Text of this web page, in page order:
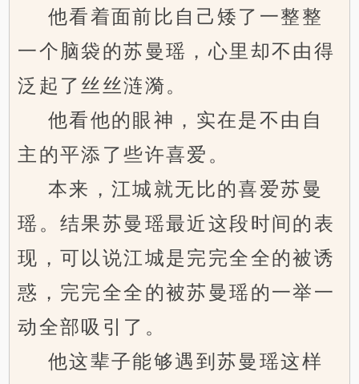
他看着面前比自己矮了一整整
一个脑袋的苏曼瑶，心里却不由得
泛起了丝丝涟漪。
他看他的眼神，实在是不由自
主的平添了些许喜爱。
本来，江城就无比的喜爱苏曼
瑶。结果苏曼瑶最近这段时间的表
现，可以说江城是完完全全的被诱
惑，完完全全的被苏曼瑶的一举一
动全部吸引了。
他这辈子能够遇到苏曼瑶这样